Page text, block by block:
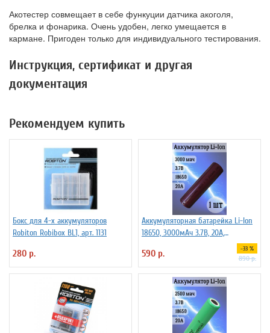
Акотестер совмещает в себе функуции датчика акоголя,
брелка и фонарика. Очень удобен, легко умещается в
кармане. Пригоден только для индивидуального тестирования.
Инструкция, сертификат и другая
документация
Рекомендуем купить
Бокс для 4-х аккумуляторов
Robiton Robibox BL1, арт. 1131
280 р.
Аккумуляторная батарейка Li-Ion
18650, 3000мАч 3.7В, 20A,
высокомощный, незащищенный
590 р. -33 %
890 р.